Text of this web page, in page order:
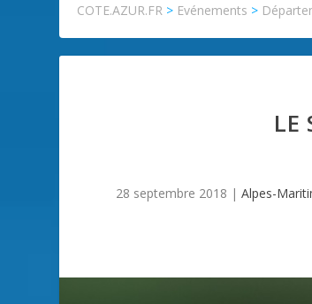
COTE.AZUR.FR > Evénements >
LE
28 septembre 2018 |Alpes-